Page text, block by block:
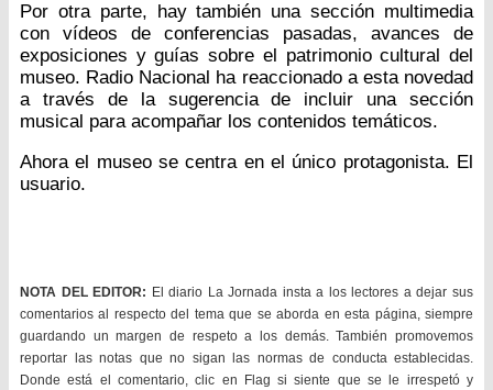
Por otra parte, hay también una sección multimedia
con vídeos de conferencias pasadas, avances de
exposiciones y guías sobre el patrimonio cultural del
museo. Radio Nacional ha reaccionado a esta novedad
a través de la sugerencia de incluir una sección
musical para acompañar los contenidos temáticos.
Ahora el museo se centra en el único protagonista. El
usuario.
NOTA DEL EDITOR: El diario La Jornada insta a los lectores a dejar sus
comentarios al respecto del tema que se aborda en esta página, siempre
guardando un margen de respeto a los demás. También promovemos
reportar las notas que no sigan las normas de conducta establecidas.
Donde está el comentario, clic en Flag si siente que se le irrespetó y